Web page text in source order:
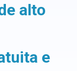
alto
e